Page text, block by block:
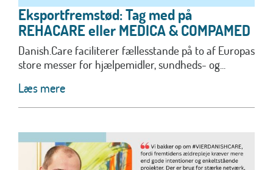
Eksportfremstød: Tag med på
REHACARE eller MEDICA & COMPAMED
Danish.Care faciliterer fællesstande på to af Europas
store messer for hjælpemidler, sundheds- og...
Læs mere